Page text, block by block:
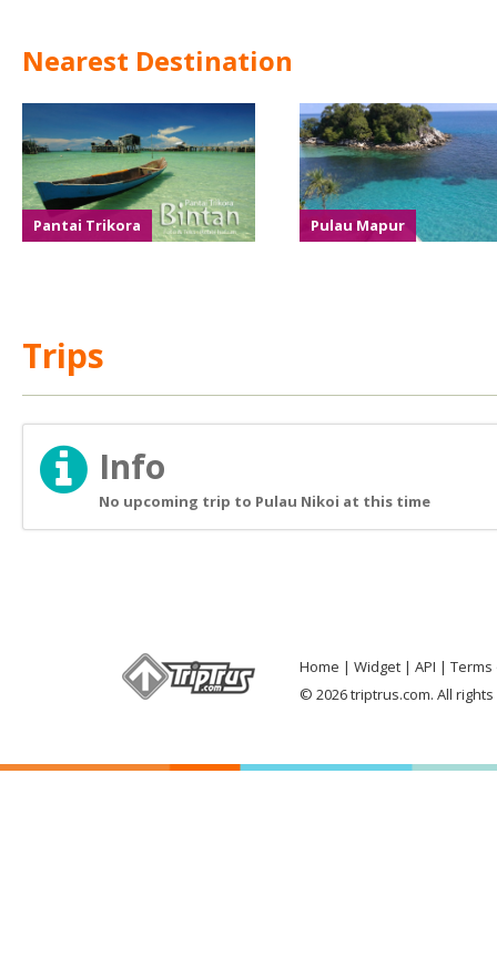
Nearest Destination
Pantai Trikora Pulau Mapur
Trips
Info
No upcoming trip to Pulau Nikoi at this time
Home Widget API
Terms
© 2026 triptrus.com. All